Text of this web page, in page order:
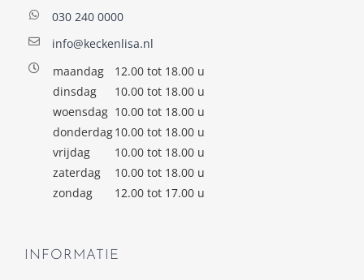
030 240 0000
info@keckenlisa.nl
maandag
12.00 tot 18.00 u
dinsdag
10.00 tot 18.00 u
woensdag 10.00 tot 18.00 u
donderdag10.00 tot 18.00 u
vrijdag
10.00 tot 18.00 u
zaterdag
10.00 tot 18.00 u
zondag
12.00 tot 17.00 u
INFORMATIE